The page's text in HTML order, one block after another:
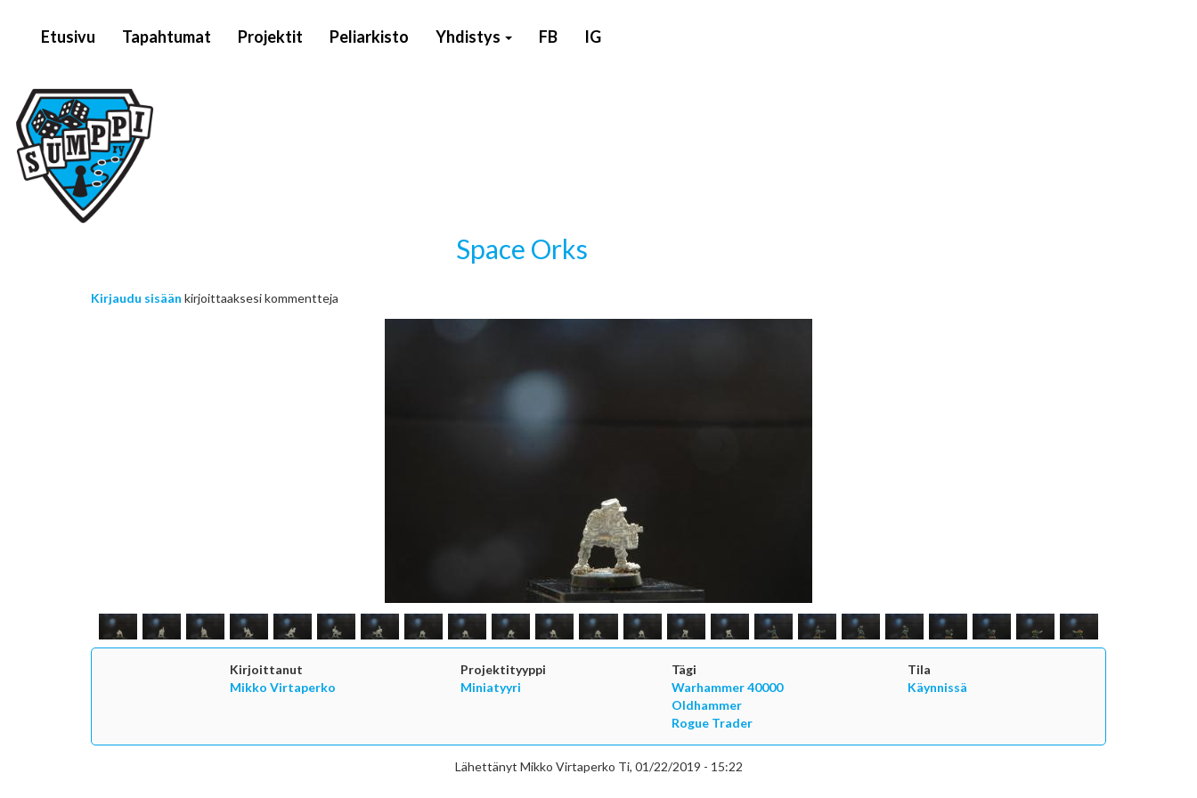
pääsisältöönPäävalikko
Etusivu Tapahtumat Projektit Peliarkisto Yhdistys FB IG
Space Orks
Kirjaudu sisään kirjoittaaksesi kommentteja
Kirjoittanut
Mikko Virtaperko
Projektityyppi
Miniatyyri
Tägi
Warhammer 40000
Oldhammer
Rogue Trader
Tila
Käynnissä
Lähettänyt Mikko Virtaperko Ti, 01/22/2019 - 15:22